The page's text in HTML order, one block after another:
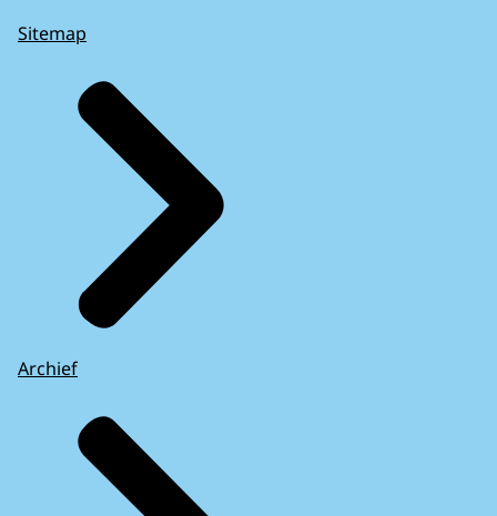
Sitemap
Archief